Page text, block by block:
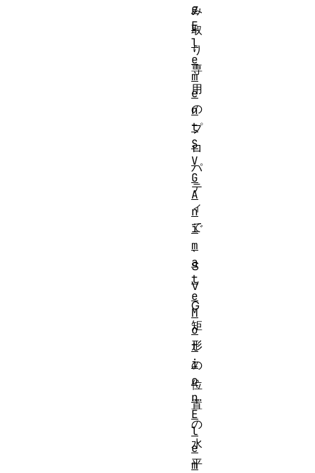
み
取
り
専
用
の
プ
ロ
パ
テ
ィ
で
、
S
V
G
矩
形
の
位
置
の
水
平
e
E
l
e
m
e
n
t
S
V
G
A
n
i
m
a
t
e
M
o
t
i
o
n
E
l
e
m